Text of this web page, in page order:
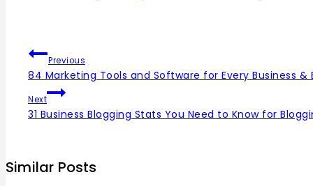
Post
navigation
Previous
84 Marketing Tools and Software for Every Business &
Next
31 Business Blogging Stats You Need to Know for
Similar Posts